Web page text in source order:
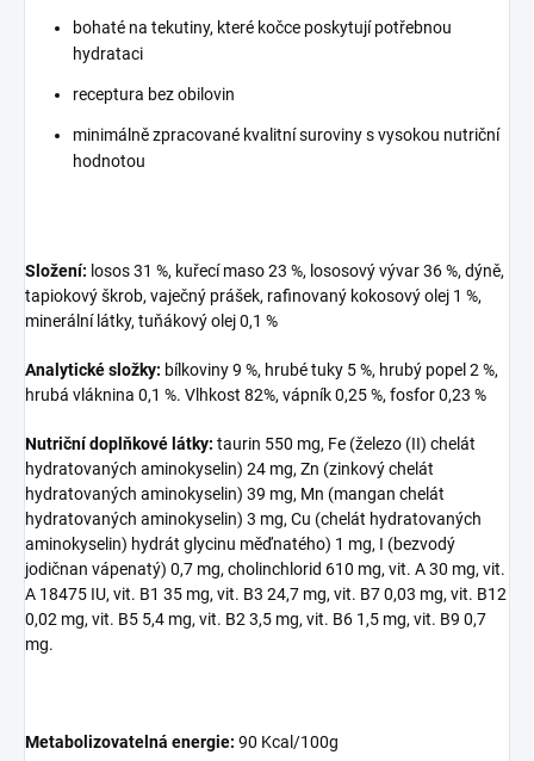
bohaté na tekutiny, které kočce poskytují potřebnou
hydrataci
receptura bez obilovin
minimálně zpracované kvalitní suroviny s vysokou nutriční
hodnotou
Složení: losos 31 %, kuřecí maso 23 %, lososový vývar 36 %, dýně,
tapiokový škrob, vaječný prášek, rafinovaný kokosový olej 1 %,
minerální látky, tuňákový olej 0,1 %
Analytické složky: bílkoviny 9 %, hrubé tuky 5 %, hrubý popel 2 %,
hrubá vláknina 0,1 %. Vlhkost 82%, vápník 0,25 %, fosfor 0,23 %
Nutriční doplňkové látky: taurin 550 mg, Fe (železo (II) chelát
hydratovaných aminokyselin) 24 mg, Zn (zinkový chelát
hydratovaných aminokyselin) 39 mg, Mn (mangan chelát
hydratovaných aminokyselin) 3 mg, Cu (chelát hydratovaných
aminokyselin) hydrát glycinu měďnatého) 1 mg, I (bezvodý
jodičnan vápenatý) 0,7 mg, cholinchlorid 610 mg, vit. A 30 mg, vit.
A 18475 IU, vit. B1 35 mg, vit. B3 24,7 mg, vit. B7 0,03 mg, vit. B12
0,02 mg, vit. B5 5,4 mg, vit. B2 3,5 mg, vit. B6 1,5 mg, vit. B9 0,7
mg.
Metabolizovatelná energie: 90 Kcal/100g